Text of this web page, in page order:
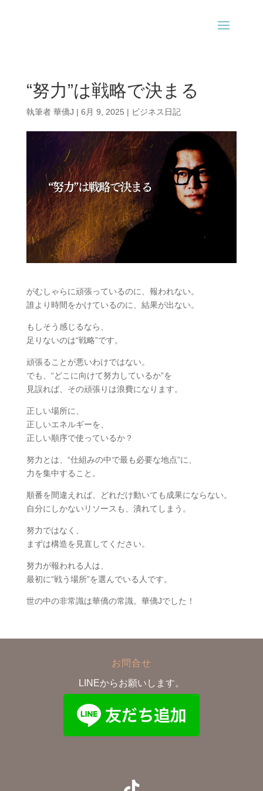
“努力”は戦略で決まる
執筆者 華僑J | 6月 9, 2025 | ビジネス日記
がむしゃらに頑張っているのに、報われない。
誰より時間をかけているのに、結果が出ない。
もしそう感じるなら、
足りないのは“戦略”です。
頑張ることが悪いわけではない。
でも、“どこに向けて努力しているか”を
見誤れば、その頑張りは浪費になります。
正しい場所に、
正しいエネルギーを、
正しい順序で使っているか？
努力とは、“仕組みの中で最も必要な地点”に、
力を集中すること。
順番を間違えれば、どれだけ動いても成果にならない。
自分にしかないリソースも、潰れてしまう。
努力ではなく、
まずは構造を見直してください。
努力が報われる人は、
最初に“戦う場所”を選んでいる人です。
世の中の非常識は華僑の常識。華僑Jでした！
お問合せ
LINEからお願いします。